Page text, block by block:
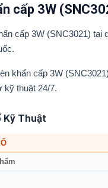
cấp 3W
cấp 3W (SNC3021) tại
khẩn cấp 3W
kỹ thuật 24/7.
Kỹ Thuật